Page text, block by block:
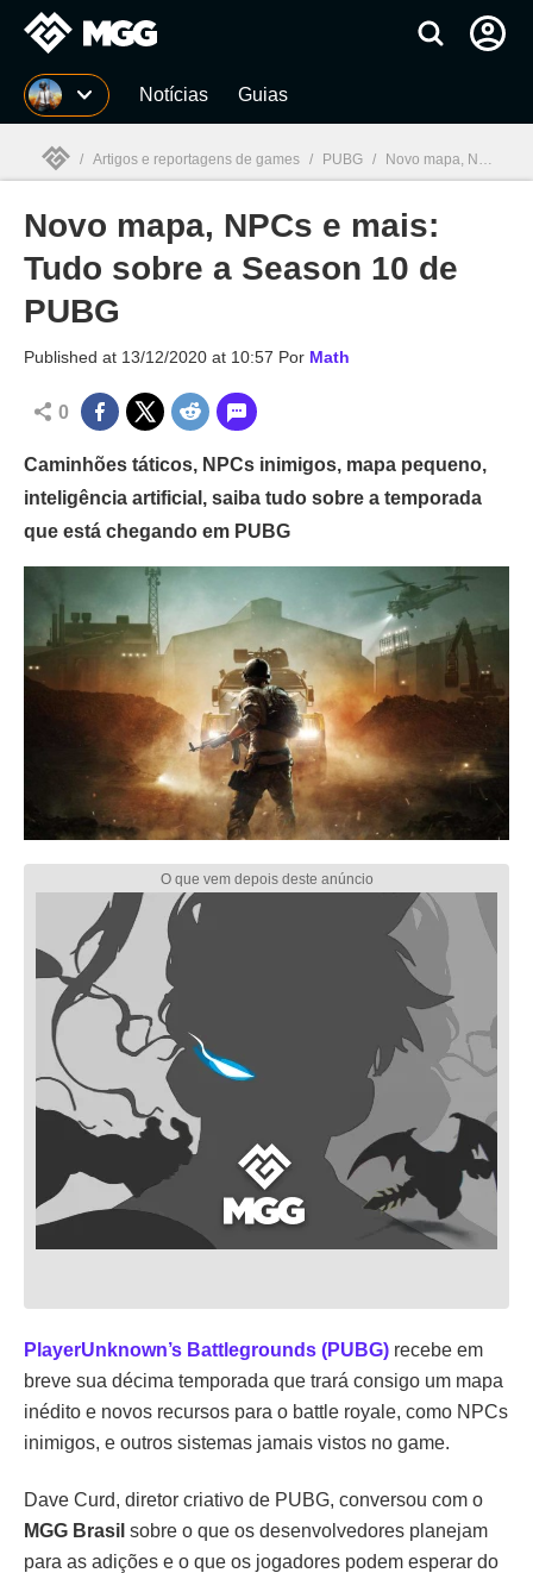
Millenium Notícias Guias
Millenium
/ Artigos e reportagens de games / PUBG / Novo mapa, NPCs e mais: Tudo sobre a Season 10 de PUBG
Novo mapa, NPCs e mais:
Tudo sobre a Season 10 de
PUBG
Published at 13/12/2020 at 10:57 Por Math
0
Caminhões táticos, NPCs inimigos, mapa pequeno,
inteligência artificial, saiba tudo sobre a temporada
que está chegando em PUBG
PlayerUnknown’s Battlegrounds (PUBG) recebe em
breve sua décima temporada que trará consigo um mapa
inédito e novos recursos para o battle royale, como NPCs
inimigos, e outros sistemas jamais vistos no game.
Dave Curd, diretor criativo de PUBG, conversou com o
MGG Brasil sobre o que os desenvolvedores planejam
para as adições e o que os jogadores podem esperar do